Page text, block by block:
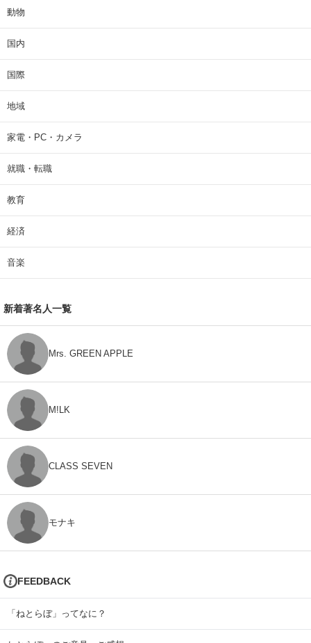
動物
国内
国際
地域
家電・PC・カメラ
就職・転職
教育
経済
音楽
新着著名人一覧
Mrs. GREEN APPLE
M!LK
CLASS SEVEN
モナキ
FEEDBACK
「ねとらぼ」ってなに？